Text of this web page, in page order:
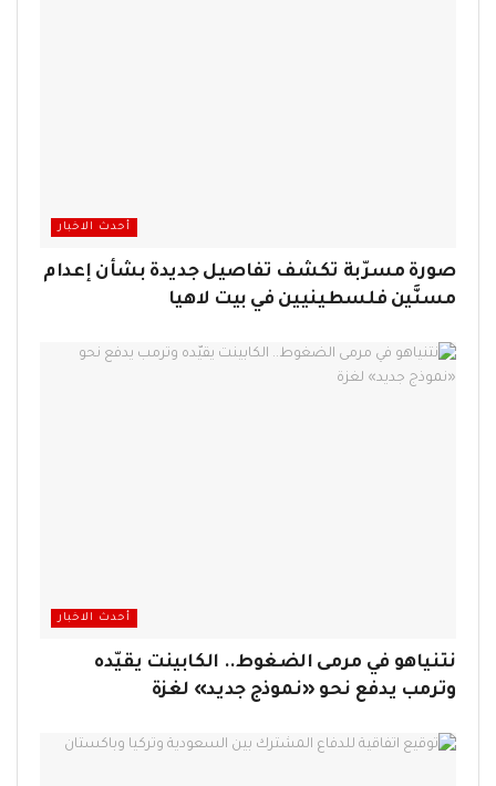
أحدث الاخبار
صورة مسرّبة تكشف تفاصيل جديدة بشأن إعدام
مسنَّين فلسطينيين في بيت لاهيا
أحدث الاخبار
نتنياهو في مرمى الضغوط.. الكابينت يقيّده
وترمب يدفع نحو «نموذج جديد» لغزة